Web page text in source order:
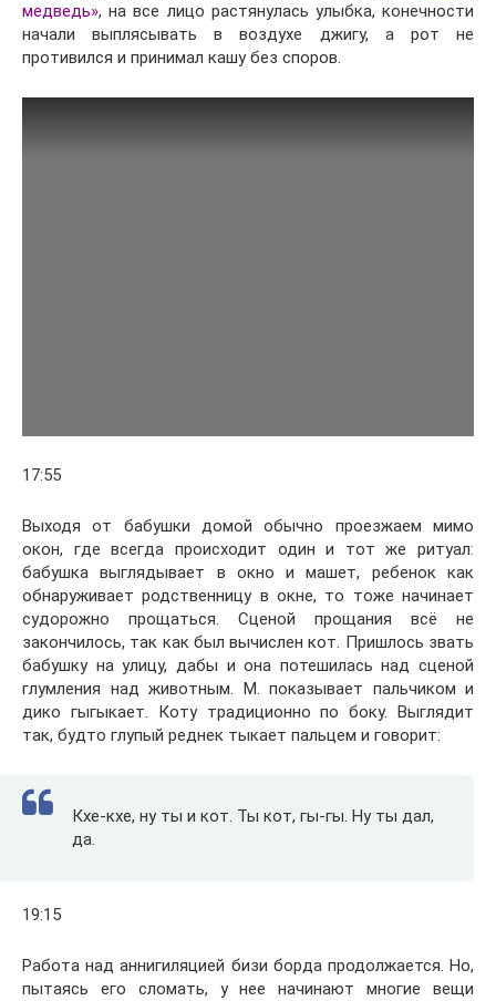
медведь», на все лицо растянулась улыбка, конечности
начали выплясывать в воздухе джигу, а рот не
противился и принимал кашу без споров.
17:55
Выходя от бабушки домой обычно проезжаем мимо
окон, где всегда происходит один и тот же ритуал:
бабушка выглядывает в окно и машет, ребенок как
обнаруживает родственницу в окне, то тоже начинает
судорожно прощаться. Сценой прощания всё не
закончилось, так как был вычислен кот. Пришлось звать
бабушку на улицу, дабы и она потешилась над сценой
глумления над животным. М. показывает пальчиком и
дико гыгыкает. Коту традиционно по боку. Выглядит
так, будто глупый реднек тыкает пальцем и говорит:
Кхе-кхе, ну ты и кот. Ты кот, гы-гы. Ну ты дал,
да.
19:15
Работа над аннигиляцией бизи борда продолжается. Но,
пытаясь его сломать, у нее начинают многие вещи